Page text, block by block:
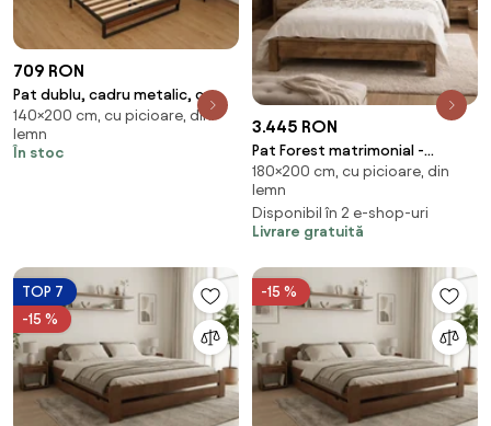
709 RON
Pat dublu, cadru metalic, cu
tăblii efect lemn de nuc, Negru
140×200 cm, cu picioare, din
lemn
În stoc
3.445 RON
Pat Forest matrimonial -
180x200 cm - din lemn masiv de
brad
180×200 cm, cu picioare, din
lemn
Disponibil în 2 e-shop-uri
Livrare gratuită
TOP 7
-15 %
-15 %